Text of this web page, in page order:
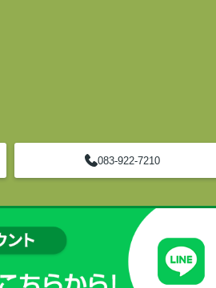
083-922-7210